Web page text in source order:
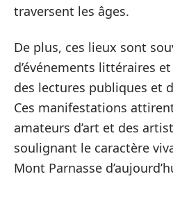
traversent les âges.
De plus, ces lieux sont
d’événements littéraires
des lectures publiques et
Ces manifestations
amateurs d’art et des
soulignant le caractère
Mont Parnasse